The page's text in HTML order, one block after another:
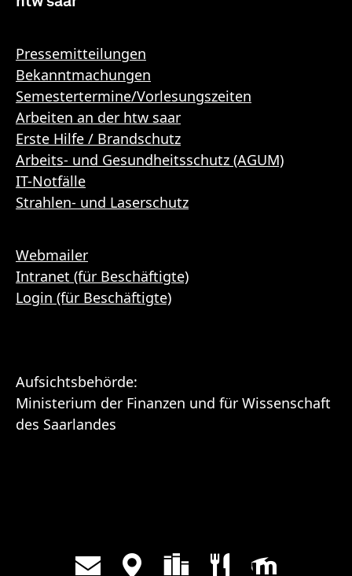
Pressemitteilungen
Bekanntmachungen
Semestertermine/Vorlesungszeiten
Arbeiten an der htw saar
Erste Hilfe / Brandschutz
Arbeits- und Gesundheitsschutz (AGUM)
IT-Notfälle
Strahlen- und Laserschutz
Webmailer
Intranet (für Beschäftigte)
Login (für Beschäftigte)
Aufsichtsbehörde:
Ministerium der Finanzen und für Wissenschaft
des Saarlandes